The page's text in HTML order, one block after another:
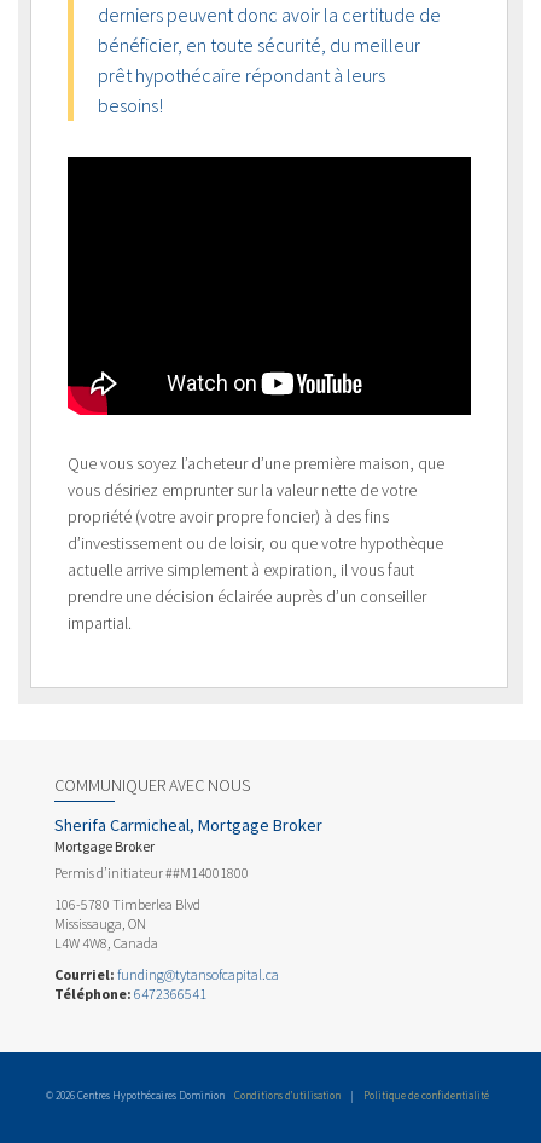
derniers peuvent donc avoir la certitude de
bénéficier, en toute sécurité, du meilleur
prêt hypothécaire répondant à leurs
besoins!
Que vous soyez l’acheteur d’une première maison, que
vous désiriez emprunter sur la valeur nette de votre
propriété (votre avoir propre foncier) à des fins
d’investissement ou de loisir, ou que votre hypothèque
actuelle arrive simplement à expiration, il vous faut
prendre une décision éclairée auprès d’un conseiller
impartial.
COMMUNIQUER AVEC NOUS
Sherifa Carmicheal, Mortgage Broker
Mortgage Broker
Permis d’initiateur ##M14001800
106-5780 Timberlea Blvd
Mississauga, ON
L4W 4W8, Canada
Courriel: funding@tytansofcapital.ca
Téléphone: 6472366541
© 2026 Centres Hypothécaires Dominion Conditions d’utilisation | Politique de confidentialité